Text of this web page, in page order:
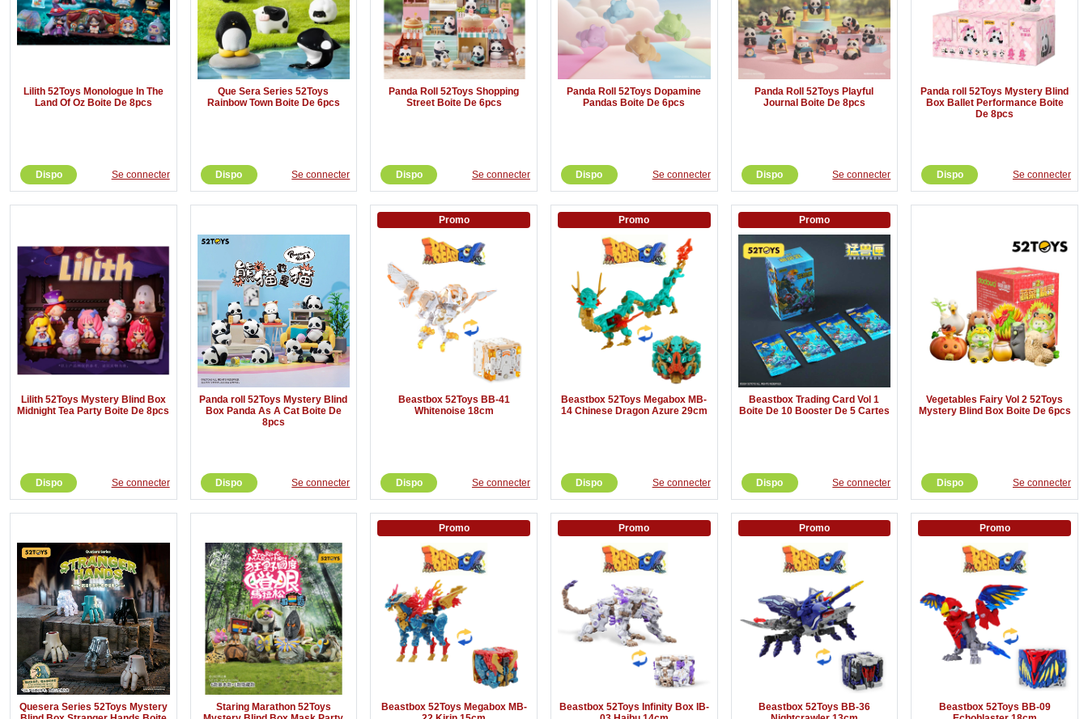
Lilith 52Toys Monologue In The
Land Of Oz Boite De 8pcs
Dispo Se connecter
Que Sera Series 52Toys
Rainbow Town Boite De 6pcs
Dispo Se connecter
Panda Roll 52Toys Shopping
Street Boite De 6pcs
Dispo Se connecter
Panda Roll 52Toys Dopamine
Pandas Boite De 6pcs
Dispo Se connecter
Panda Roll 52Toys Playful
Journal Boite De 8pcs
Dispo Se connecter
Panda roll 52Toys Mystery Blind
Box Ballet Performance Boite
De 8pcs
Dispo Se connecter
Lilith 52Toys Mystery Blind Box
Midnight Tea Party Boite De 8pcs
Dispo Se connecter
Panda roll 52Toys Mystery Blind
Box Panda As A Cat Boite De
8pcs
Dispo Se connecter
Promo
Beastbox 52Toys BB-41
Whitenoise 18cm
Dispo Se connecter
Promo
Beastbox 52Toys Megabox MB-
14 Chinese Dragon Azure 29cm
Dispo Se connecter
Promo
Beastbox Trading Card Vol 1
Boite De 10 Booster De 5 Cartes
Dispo Se connecter
Vegetables Fairy Vol 2 52Toys
Mystery Blind Box Boite De 6pcs
Dispo Se connecter
Quesera Series 52Toys Mystery
Staring Marathon 52Toys
Promo
Beastbox 52Toys Megabox MB-
Promo
Beastbox 52Toys Infinity Box IB-
Promo
Beastbox 52Toys BB-36
Promo
Beastbox 52Toys BB-09